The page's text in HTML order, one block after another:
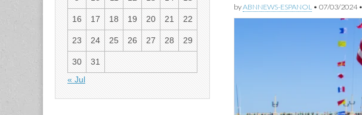
byABNNEWS-ESPANOL • 07/03/2024•
16 17 18 19 20 21 22
23 24 25 26 27 28 29
30
31
« Jul